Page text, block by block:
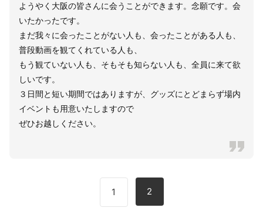
ようやく大阪の皆さんに会うことができます。念願です。会
いたかったです。
まだ我々に会ったことがない人も、会ったことがある人も、
普段動画を観てくれている人も、
もう観ていない人も、そもそも知らない人も、全員に来て欲
しいです。
３日間と短い期間ではありますが、グッズにとどまらず場内
イベントも用意いたしますので
ぜひお越しください。
1 2